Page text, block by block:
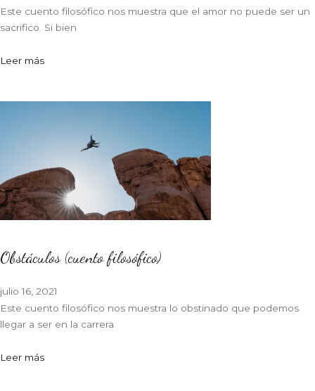
Este cuento filosófico nos muestra que el amor no puede ser un
sacrifico. Si bien
Leer más
Obstáculos (cuento filosófico)
julio 16, 2021
Este cuento filosófico nos muestra lo obstinado que podemos
llegar a ser en la carrera
Leer más